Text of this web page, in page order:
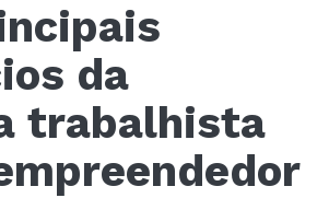
da
trabalhista